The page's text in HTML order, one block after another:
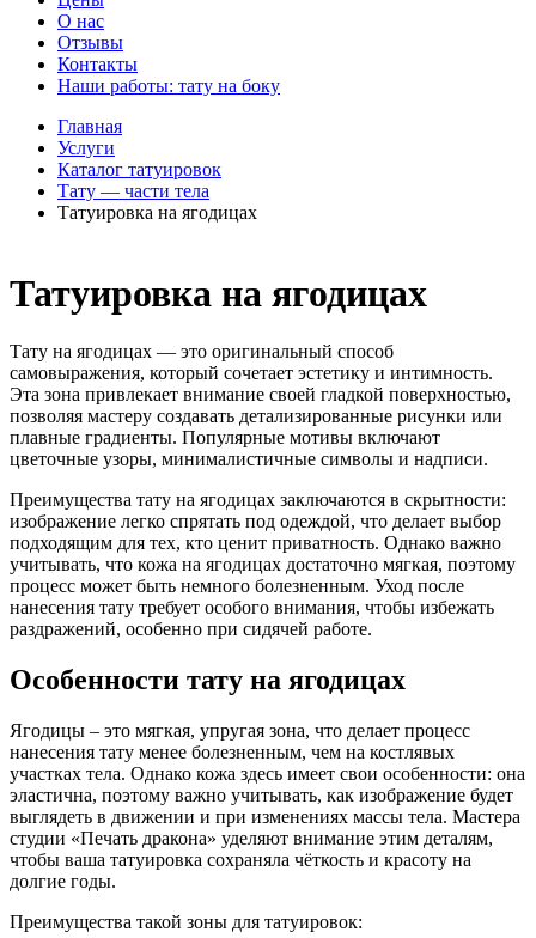
О нас
Отзывы
Контакты
Наши работы: тату на боку
Главная
Услуги
Каталог татуировок
Тату — части тела
Татуировка на ягодицах
Татуировка на ягодицах
Тату на ягодицах — это оригинальный способ
самовыражения, который сочетает эстетику и интимность.
Эта зона привлекает внимание своей гладкой поверхностью,
позволяя мастеру создавать детализированные рисунки или
плавные градиенты. Популярные мотивы включают
цветочные узоры, минималистичные символы и надписи.
Преимущества тату на ягодицах заключаются в скрытности:
изображение легко спрятать под одеждой, что делает выбор
подходящим для тех, кто ценит приватность. Однако важно
учитывать, что кожа на ягодицах достаточно мягкая, поэтому
процесс может быть немного болезненным. Уход после
нанесения тату требует особого внимания, чтобы избежать
раздражений, особенно при сидячей работе.
Особенности тату на ягодицах
Ягодицы – это мягкая, упругая зона, что делает процесс
нанесения тату менее болезненным, чем на костлявых
участках тела. Однако кожа здесь имеет свои особенности: она
эластична, поэтому важно учитывать, как изображение будет
выглядеть в движении и при изменениях массы тела. Мастера
студии «Печать дракона» уделяют внимание этим деталям,
чтобы ваша татуировка сохраняла чёткость и красоту на
долгие годы.
Преимущества такой зоны для татуировок: